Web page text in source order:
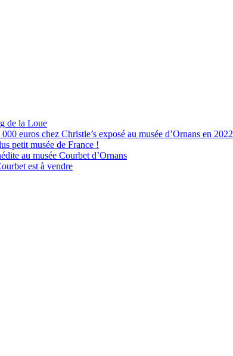
de la Loue
euros chez Christie’s exposé au musée d’Ornans en 2022
petit musée de France !
au musée Courbet d’Ornans
est à vendre